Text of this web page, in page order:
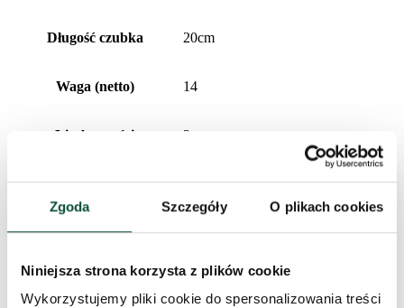
Zgoda Szczegóły O plikach cookies
Niniejsza strona korzysta z plików cookie
Wykorzystujemy pliki cookie do spersonalizowania treści
Długość czubka 20cm
Waga (netto) 14
Liczba części 3
Waga (brutto) 16,5
Stojak (w zestawie) metalowy
120x35x35